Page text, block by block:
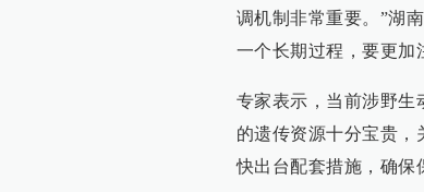
调机制非常重要。”湖
一个长期过程，要更加
专家表示，当前涉野生
的遗传资源十分宝贵，
快出台配套措施，确保